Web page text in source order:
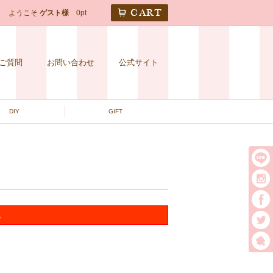
ようこそ ゲスト様 0pt
質問 お問い合わせ 公式サイト
DIY GIFT